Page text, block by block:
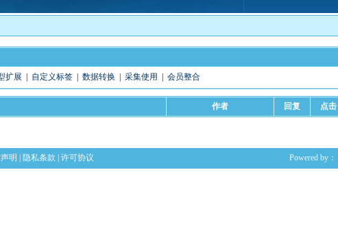
扩展 自定义标签| 数据转换 采集使用 会员整合
作者 回复 点击
明 隐私条款 许可协议 Powered by：